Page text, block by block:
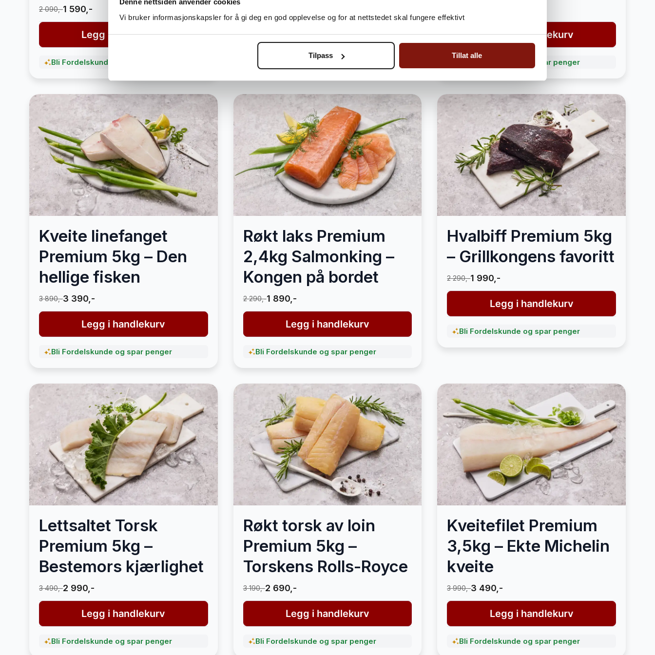
Denne nettsiden anvender cookies
Vi bruker informasjonskapsler for å gi deg en god opplevelse og for at nettstedet skal fungere effektivt
Tilpass Tillat alle
2 090,-1 590,-
Legg i handlekurv
Bli Fordelskunde og spar penger
Legg i handlekurv
Bli Fordelskunde og spar penger
Legg i handlekurv
Bli Fordelskunde og spar penger
Kveite linefanget
Premium 5kg – Den
hellige fisken
3 890,-3 390,-
Legg i handlekurv
Bli Fordelskunde og spar penger
Røkt laks Premium
2,4kg Salmonking –
Kongen på bordet
2 290,-1 890,-
Legg i handlekurv
Bli Fordelskunde og spar penger
Hvalbiff Premium 5kg
– Grillkongens favoritt
2 290,-1 990,-
Legg i handlekurv
Bli Fordelskunde og spar penger
Lettsaltet Torsk
Premium 5kg –
Bestemors kjærlighet
3 490,-2 990,-
Legg i handlekurv
Bli Fordelskunde og spar penger
Røkt torsk av loin
Premium 5kg –
Torskens Rolls-Royce
3 190,-2 690,-
Legg i handlekurv
Bli Fordelskunde og spar penger
Kveitefilet Premium
3,5kg – Ekte Michelin
kveite
3 990,-3 490,-
Legg i handlekurv
Bli Fordelskunde og spar penger